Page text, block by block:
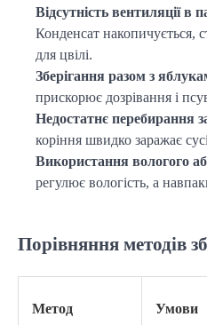
Відсутність вентиляції в
Конденсат накопичується,
для цвілі.
Зберігання разом з
прискорює дозрівання і
Недостатнє перебирання
коріння швидко заражає
Використання вологого
регулює вологість, а
Порівняння методів
Метод Умови